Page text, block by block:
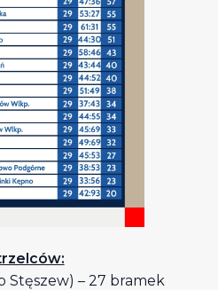
Stęszew) – 27 bramek